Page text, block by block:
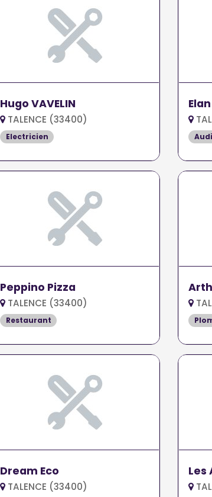
Hugo VAVELIN
TALENCE (33400)
Electricien
Peppino Pizza
TALENCE (33400)
Restaurant
Dream Eco
TALENCE (33400)
Les